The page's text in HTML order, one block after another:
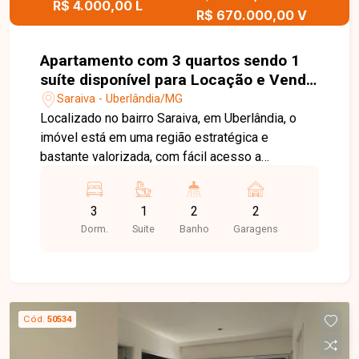
R$ 4.000,00 L
R$ 670.000,00 V
Apartamento com 3 quartos sendo 1
suíte disponível para Locação e Venda
no bairro Saraiva em Uberlândia-MG
Saraiva - Uberlândia/MG
Localizado no bairro Saraiva, em Uberlândia, o
imóvel está em uma região estratégica e
bastante valorizada, com fácil acesso a
comércios e serviços, proporcionando
praticidade, mobilidade e qualidade de vida para
você e sua família. O apartamento possui 94,40
apresenta bom espaço e funcionalidade, com
acesso à área de serviço. O imóvel dispõe ainda
de 2 vagas de garagem em linha, oferecendo
3
Dorm.
1
Suite
2
Banho
2
Garagens
Cód. 50534